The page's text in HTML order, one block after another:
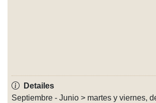
Detailes
Septiembre - Junio > martes y viernes,